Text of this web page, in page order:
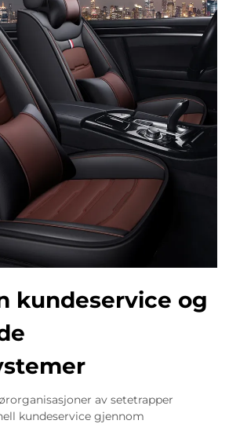
kundeservice og
av setetrapper
kundeservice gjennom